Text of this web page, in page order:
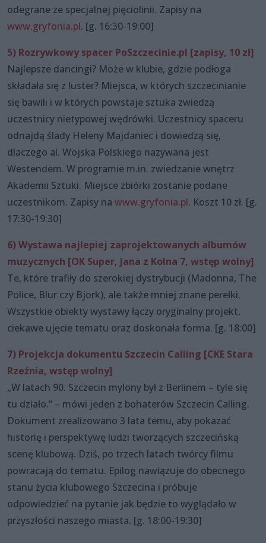
odegrane ze specjalnej pięciolinii. Zapisy na
www.gryfonia.pl. [g. 16:30-19:00]
5) Rozrywkowy spacer PoSzczecinie.pl [zapisy, 10 zł]
Najlepsze dancingi? Może w klubie, gdzie podłoga
składała się z luster? Miejsca, w których szczecinianie
się bawili i w których powstaje sztuka zwiedzą
uczestnicy nietypowej wędrówki. Uczestnicy spaceru
odnajdą ślady Heleny Majdaniec i dowiedzą się,
dlaczego al. Wojska Polskiego nazywana jest
Westendem. W programie m.in. zwiedzanie wnętrz
Akademii Sztuki. Miejsce zbiórki zostanie podane
uczestnikom. Zapisy na www.gryfonia.pl. Koszt 10 zł. [g.
17:30-19:30]
6) Wystawa najlepiej zaprojektowanych albumów
muzycznych [OK Super, Jana z Kolna 7, wstęp wolny]
Te, które trafiły do szerokiej dystrybucji (Madonna, The
Police, Blur czy Bjork), ale także mniej znane perełki.
Wszystkie obiekty wystawy łączy oryginalny projekt,
ciekawe ujęcie tematu oraz doskonała forma. [g. 18:00]
7) Projekcja dokumentu Szczecin Calling [CKE Stara
Rzeźnia, wstęp wolny]
„W latach 90. Szczecin mylony był z Berlinem – tyle się
tu działo.” – mówi jeden z bohaterów Szczecin Calling.
Dokument zrealizowano 3 lata temu, aby pokazać
historię i perspektywę ludzi tworzących szczecińską
scenę klubową. Dziś, po trzech latach twórcy filmu
powracają do tematu. Epilog nawiązuje do obecnego
stanu życia klubowego Szczecina i próbuje
odpowiedzieć na pytanie jak będzie to wyglądało w
przyszłości naszego miasta. [g. 18:00-19:30]